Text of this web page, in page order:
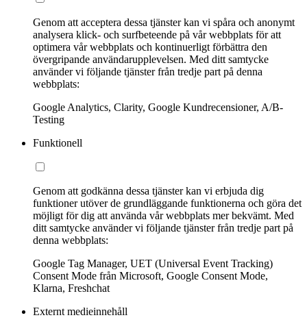
Genom att acceptera dessa tjänster kan vi spåra och anonymt
analysera klick- och surfbeteende på vår webbplats för att
optimera vår webbplats och kontinuerligt förbättra den
övergripande användarupplevelsen. Med ditt samtycke
använder vi följande tjänster från tredje part på denna
webbplats:
Google Analytics, Clarity, Google Kundrecensioner, A/B-
Testing
Funktionell
Genom att godkänna dessa tjänster kan vi erbjuda dig
funktioner utöver de grundläggande funktionerna och göra det
möjligt för dig att använda vår webbplats mer bekvämt. Med
ditt samtycke använder vi följande tjänster från tredje part på
denna webbplats:
Google Tag Manager, UET (Universal Event Tracking)
Consent Mode från Microsoft, Google Consent Mode,
Klarna, Freshchat
Externt medieinnehåll